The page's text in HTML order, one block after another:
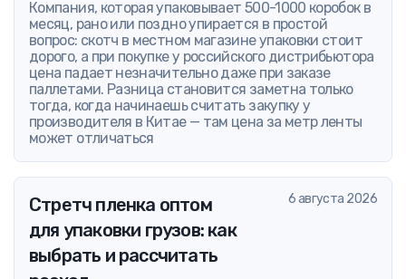
Компания, которая упаковывает 500-1000 коробок в
месяц, рано или поздно упирается в простой
вопрос: скотч в местном магазине упаковки стоит
дорого, а при покупке у российского дистрибьютора
цена падает незначительно даже при заказе
паллетами. Разница становится заметна только
тогда, когда начинаешь считать закупку у
производителя в Китае — там цена за метр ленты
может отличаться
Стретч пленка оптом
для упаковки грузов: как
выбрать и рассчитать
6 августа 2026